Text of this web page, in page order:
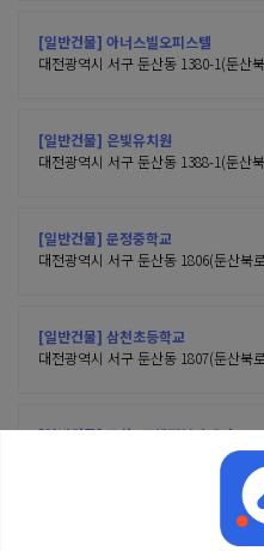
[일반건물] 아너스빌오피스텔
대전광역시 서구 둔산동 1380-1(둔산
[일반건물] 은빛유치원
대전광역시 서구 둔산동 1388-1(둔산
[일반건물] 문정중학교
대전광역시 서구 둔산동 1806(둔산북
[일반건물] 삼천초등학교
대전광역시 서구 둔산동 1807(둔산북
[일반건물] 둔산3동행정복지센터
대전광역시 서구 둔산동 1808(둔산북